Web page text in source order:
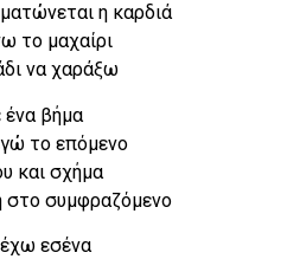
η καρδιά
το μαχαίρι
να χαράξω
ένα βήμα
το επόμενο
και σχήμα
στο συμφραζόμενο
εσένα